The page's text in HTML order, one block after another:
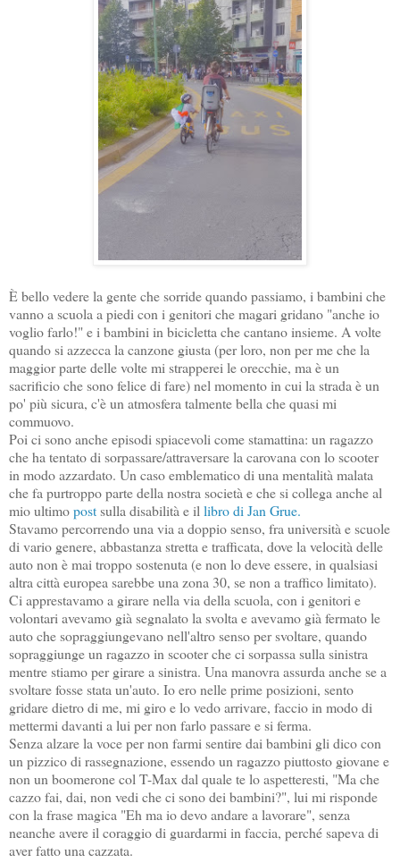
È bello vedere la gente che sorride quando passiamo, i bambini che
vanno a scuola a piedi con i genitori che magari gridano "anche io
voglio farlo!" e i bambini in bicicletta che cantano insieme. A volte
quando si azzecca la canzone giusta (per loro, non per me che la
maggior parte delle volte mi strapperei le orecchie, ma è un
sacrificio che sono felice di fare) nel momento in cui la strada è un
po' più sicura, c'è un atmosfera talmente bella che quasi mi
commuovo.
Poi ci sono anche episodi spiacevoli come stamattina: un ragazzo
che ha tentato di sorpassare/attraversare la carovana con lo scooter
in modo azzardato. Un caso emblematico di una mentalità malata
che fa purtroppo parte della nostra società e che si collega anche al
mio ultimopostsulla disabilità e il libro di Jan Grue.
Stavamo percorrendo una via a doppio senso, fra università e scuole
di vario genere, abbastanza stretta e trafficata, dove la velocità delle
auto non è mai troppo sostenuta (e non lo deve essere, in qualsiasi
altra città europea sarebbe una zona 30, se non a traffico limitato).
Ci apprestavamo a girare nella via della scuola, con i genitori e
volontari avevamo già segnalato la svolta e avevamo già fermato le
auto che sopraggiungevano nell'altro senso per svoltare, quando
sopraggiunge un ragazzo in scooter che ci sorpassa sulla sinistra
mentre stiamo per girare a sinistra. Una manovra assurda anche se a
svoltare fosse stata un'auto. Io ero nelle prime posizioni, sento
gridare dietro di me, mi giro e lo vedo arrivare, faccio in modo di
mettermi davanti a lui per non farlo passare e si ferma.
Senza alzare la voce per non farmi sentire dai bambini gli dico con
un pizzico di rassegnazione, essendo un ragazzo piuttosto giovane e
non un boomerone col T-Max dal quale te lo aspetteresti, "Ma che
cazzo fai, dai, non vedi che ci sono dei bambini?", lui mi risponde
con la frase magica "Eh ma io devo andare a lavorare", senza
neanche avere il coraggio di guardarmi in faccia, perché sapeva di
aver fatto una cazzata.